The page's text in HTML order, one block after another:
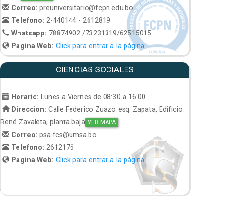
Correo:preuniversitario@fcpn.edu.bo
Telefono:2-440144 - 2612819
Whatsapp: 78874902 /73231319/62515015
Pagina Web: Click para entrar a la página
CIENCIAS SOCIALES
Horario:
Lunes a Viernes de 08:30 a 16:00
Direccion: Calle Federico Zuazo esq. Zapata, Edificio
René Zavaleta, planta baja VER MAPA
Correo:psa.fcs@umsa.bo
Telefono: 2612176
Pagina Web: Click para entrar a la página